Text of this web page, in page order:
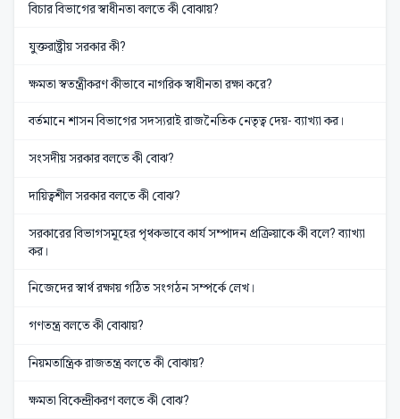
বিচার বিভাগের স্বাধীনতা বলতে কী বোঝায়?
যুক্তরাষ্ট্রীয় সরকার কী?
ক্ষমতা স্বতন্ত্রীকরণ কীভাবে নাগরিক স্বাধীনতা রক্ষা করে?
বর্তমানে শাসন বিভাগের সদস্যরাই রাজনৈতিক নেতৃত্ব দেয়- ব্যাখ্যা কর।
সংসদীয় সরকার বলতে কী বোঝ?
দায়িত্বশীল সরকার বলতে কী বোঝ?
সরকারের বিভাগসমূহের পৃথকভাবে কার্য সম্পাদন প্রক্রিয়াকে কী বলে? ব্যাখ্যা
কর।
নিজেদের স্বার্থ রক্ষায় গঠিত সংগঠন সম্পর্কে লেখ।
গণতন্ত্র বলতে কী বোঝায়?
নিয়মতান্ত্রিক রাজতন্ত্র বলতে কী বোঝায়?
ক্ষমতা বিকেন্দ্রীকরণ বলতে কী বোঝ?